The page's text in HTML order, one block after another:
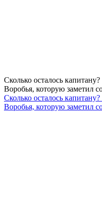
Сколько осталось
Воробья, которую заметил
Сколько осталось
Воробья, которую заметил